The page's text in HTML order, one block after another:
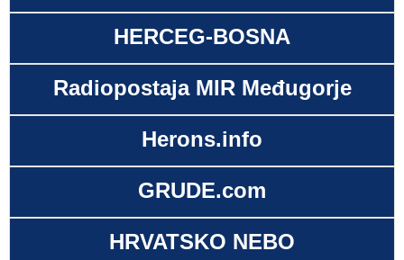
HERCEG-BOSNA
Radiopostaja MIR Međugorje
Herons.info
GRUDE.com
HRVATSKO NEBO